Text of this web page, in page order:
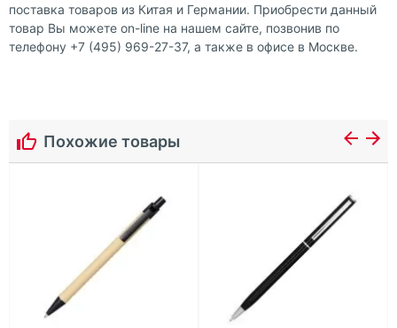
поставка товаров из Китая и Германии. Приобрести данный
товар Вы можете on-line на нашем сайте, позвонив по
телефону +7 (495) 969-27-37, а также в офисе в Москве.
Похожие товары